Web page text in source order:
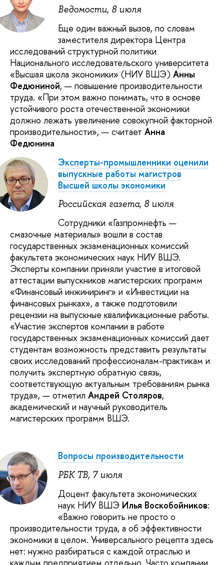
Ведомости, 8 июля
Еще один важный вызов, по словам
заместителя директора Центра
исследований структурной политики
Национального исследовательского университета
«Высшая школа экономики» (НИУ ВШЭ) Анны
Федюниной, — повышение производительности
труда. «При этом важно понимать, что в основе
устойчивого роста отечественной экономики
должно лежать увеличение совокупной факторной
производительности», — считает Анна
Федюнина
Эксперты-промышленники оценили
выпускные работы магистров
Высшей школы экономики
Российская газета, 8 июля
Сотрудники «Газпромнефть —
смазочные материалы» вошли в состав
государственных экзаменационных комиссий
факультета экономических наук НИУ ВШЭ.
Эксперты компании приняли участие в итоговой
аттестации выпускников магистерских программ
«Финансовый инжиниринг» и «Инвестиции на
финансовых рынках», а также подготовили
рецензии на выпускные квалификационные работы.
«Участие экспертов компании в работе
государственных экзаменационных комиссий дает
студентам возможность представить результаты
своих исследований профессионалам-практикам и
получить экспертную обратную связь,
соответствующую актуальным требованиям рынка
труда», — отметил Андрей Столяров,
академический и научный руководитель
магистерских программ ВШЭ.
Вопросы производительности
РБК ТВ, 7 июля
Доцент факультета экономических
наук НИУ ВШЭ Илья Воскобойников:
«Важно говорить не просто о
производительности труда, а об эффективности
экономики в целом. Универсального рецепта здесь
нет: нужно разбираться с каждой отраслью и